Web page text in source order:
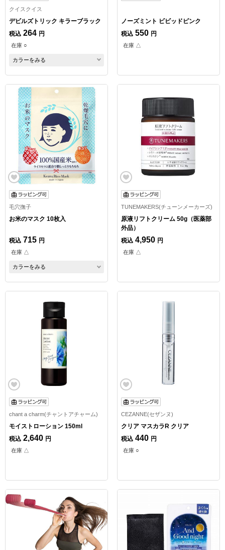
クイスクイス
デビルズトリック キラーブラック
税込 264 円
在庫 ○
カラーをみる
ノーズミント ビビッドピンク
税込 550 円
在庫 △
毛穴撫子
お米のマスク 10枚入
税込 715 円
在庫 △
カラーをみる
TUNEMAKERS(チューンメーカーズ)
原液リフトクリーム 50g（医薬部
外品）
税込 4,950 円
在庫 △
chant a charm(チャントアチャーム)
モイストローション 150ml
税込 2,640 円
在庫 △
CEZANNE(セザンヌ)
クリア マスカラR クリア
税込 440 円
在庫 ○